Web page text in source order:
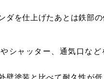
ダを仕上げたあとは鉄部
シャッター、通気口など
壁塗装と比べて耐久性が